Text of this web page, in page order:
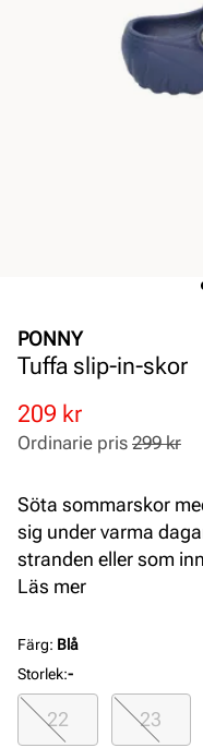
PONNY
Tuffa slip-in-skor
Rabatterat
pris
209 kr
Ordinarie
pris
Ordinarie pris 299 kr
Söta sommarskor
sig under varma
stranden eller som
över vristen eller
Läs mer
Färg: Blå
Storlek:-
22 23